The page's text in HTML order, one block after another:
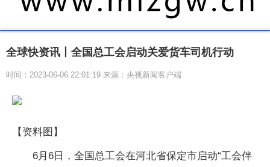
全球快资讯丨全国总工会启动关爱货车司机行动
时间：2023-06-06 22:01:19 来源：央视新闻客户端
【资料图】
6月6日，全国总工会在河北省保定市启动“工会伴